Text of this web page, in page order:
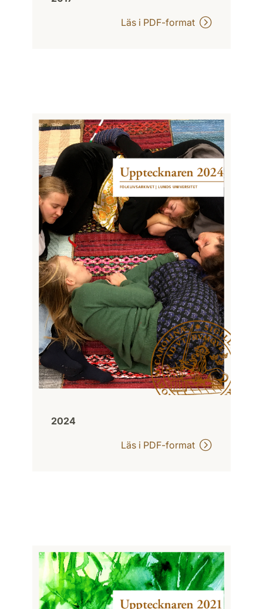
Läs i PDF-format
2024
Läs i PDF-format